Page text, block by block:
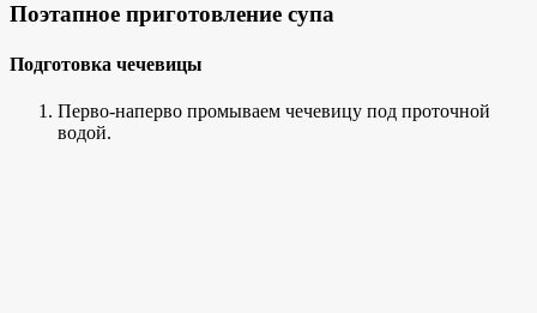
Поэтапное приготовление супа
Подготовка чечевицы
Перво-наперво промываем чечевицу под проточной
водой.